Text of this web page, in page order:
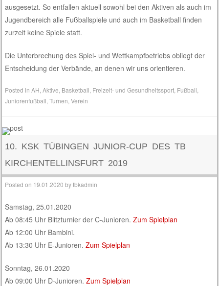
ausgesetzt. So entfallen aktuell sowohl bei den Aktiven als auch im
Jugendbereich alle Fußballspiele und auch im Basketball finden
zurzeit keine Spiele statt.
Die Unterbrechung des Spiel- und Wettkampfbetriebs obliegt der
Entscheidung der Verbände, an denen wir uns orientieren.
Posted inAH ,Aktive Basketball Freizeit- und Gesundheitssport Fußball
Juniorenfußball ,Turnen ,Verein
10. KSK TÜBINGEN JUNIOR-CUP DES TB
KIRCHENTELLINSFURT 2019
Posted on 19.01.2020 bytbkadmin
Samstag, 25.01.2020
Ab 08:45 Uhr Blitzturnier der C-Junioren.Zum Spielplan
Ab 12:00 Uhr Bambini.
Ab 13:30 Uhr E-Junioren.Zum Spielplan
Sonntag, 26.01.2020
Ab 09:00 Uhr D-Junioren.Zum Spielplan